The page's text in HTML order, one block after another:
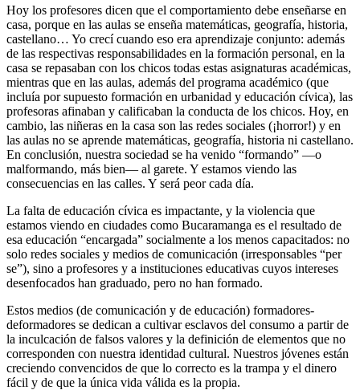
Hoy los profesores dicen que el comportamiento debe enseñarse en
casa, porque en las aulas se enseña matemáticas, geografía, historia,
castellano… Yo crecí cuando eso era aprendizaje conjunto: además
de las respectivas responsabilidades en la formación personal, en la
casa se repasaban con los chicos todas estas asignaturas académicas,
mientras que en las aulas, además del programa académico (que
incluía por supuesto formación en urbanidad y educación cívica), las
profesoras afinaban y calificaban la conducta de los chicos. Hoy, en
cambio, las niñeras en la casa son las redes sociales (¡horror!) y en
las aulas no se aprende matemáticas, geografía, historia ni castellano.
En conclusión, nuestra sociedad se ha venido “formando” —o
malformando, más bien— al garete. Y estamos viendo las
consecuencias en las calles. Y será peor cada día.
La falta de educación cívica es impactante, y la violencia que
estamos viendo en ciudades como Bucaramanga es el resultado de
esa educación “encargada” socialmente a los menos capacitados: no
solo redes sociales y medios de comunicación (irresponsables “per
se”), sino a profesores y a instituciones educativas cuyos intereses
desenfocados han graduado, pero no han formado.
Estos medios (de comunicación y de educación) formadores-
deformadores se dedican a cultivar esclavos del consumo a partir de
la inculcación de falsos valores y la definición de elementos que no
corresponden con nuestra identidad cultural. Nuestros jóvenes están
creciendo convencidos de que lo correcto es la trampa y el dinero
fácil y de que la única vida válida es la propia.